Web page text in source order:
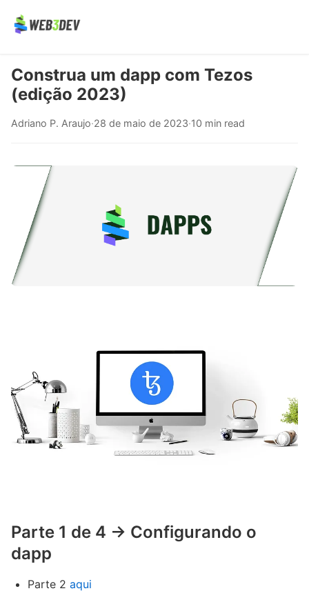
Construa um dapp com Tezos
(edição 2023)
Adriano P. Araujo·28 de maio de 2023·10 min read
Parte 1 de 4 -> Configurando o
dapp
Parte 2 aqui